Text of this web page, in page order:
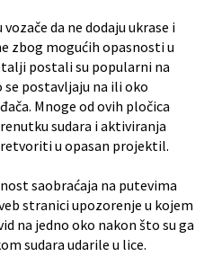
da ne dodaju ukrase i
zbog mogućih opasnosti u
postali su popularni na
postavljaju na ili oko
Mnoge od ovih pločica
sudara i aktiviranja
u opasan projektil.
saobraćaja na putevima
stranici upozorenje u kojem
na jedno oko nakon što su ga
sudara udarile u lice.